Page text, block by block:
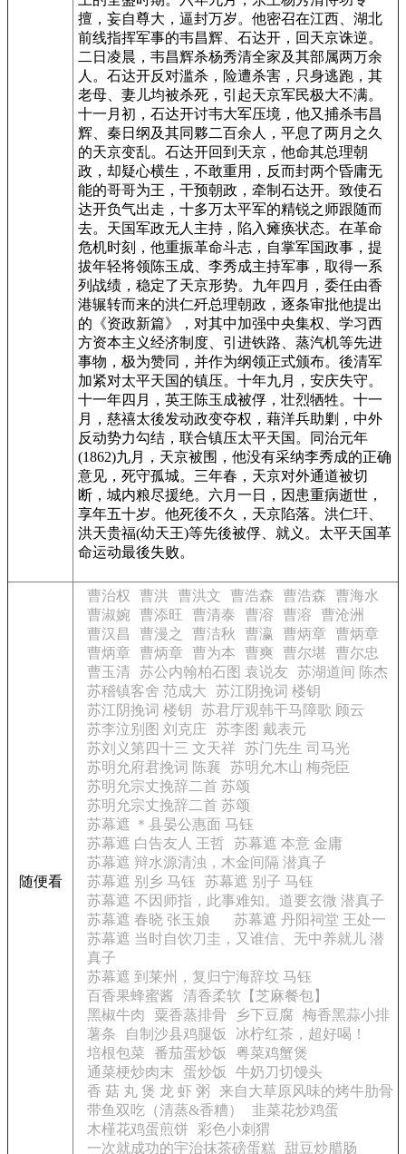
擅，妄自尊大，逼封万岁。他密召在江西、湖北
前线指挥军事的韦昌辉、石达开，回天京诛逆。
二日凌晨，韦昌辉杀杨秀清全家及其部属两万余
人。石达开反对滥杀，险遭杀害，只身逃跑，其
老母、妻儿均被杀死，引起天京军民极大不满。
十一月初，石达开讨韦大军压境，他又捕杀韦昌
辉、秦日纲及其同夥二百余人，平息了两月之久
的天京变乱。石达开回到天京，他命其总理朝
政，却疑心横生，不敢重用，反而封两个昏庸无
能的哥哥为王，干预朝政，牵制石达开。致使石
达开负气出走，十多万太平军的精锐之师跟随而
去。天国军政无人主持，陷入瘫痪状态。在革命
危机时刻，他重振革命斗志，自掌军国政事，提
拔年轻将领陈玉成、李秀成主持军事，取得一系
列战绩，稳定了天京形势。九年四月，委任由香
港辗转而来的洪仁歼总理朝政，逐条审批他提出
的《资政新篇》，对其中加强中央集权、学习西
方资本主义经济制度、引进铁路、蒸汽机等先进
事物，极为赞同，并作为纲领正式颁布。後清军
加紧对太平天国的镇压。十年九月，安庆失守。
十一年四月，英王陈玉成被俘，壮烈牺牲。十一
月，慈禧太後发动政变夺权，藉洋兵助剿，中外
反动势力勾结，联合镇压太平天国。同治元年
(1862)九月，天京被围，他没有采纳李秀成的正确
意见，死守孤城。三年春，天京对外通道被切
断，城内粮尽援绝。六月一日，因患重病逝世，
享年五十岁。他死後不久，天京陷落。洪仁玕、
洪天贵福(幼天王)等先後被俘、就义。太平天国革
命运动最後失败。
随便看
曹治权 曹洪 曹洪文 曹浩森 曹浩森
曹海水
曹淑婉
曹添旺 曹清泰 曹溶 曹溶
曹沧洲
曹汉昌
曹漫之 曹洁秋 曹瀛 曹炳章
曹炳章
曹炳章
曹炳章 曹为本 曹爽 曹尔堪 曹尔忠
曹玉清
苏公内翰柏石图 袁说友
苏湖道间 陈杰
苏稽镇客舍 范成大
苏江阴挽词 楼钥
苏江阴挽词 楼钥
苏君厅观韩干马障歌 顾云
苏李泣别图 刘克庄
苏李图 戴表元
苏刘义第四十三 文天祥 苏门先生 司马光
苏明允府君挽词 陈襄
苏明允木山 梅尧臣
苏明允宗丈挽辞二首 苏颂
苏明允宗丈挽辞二首 苏颂
苏幕遮 ＊县晏公惠面 马钰
苏幕遮 白告友人 王哲
苏幕遮 本意 金庸
苏幕遮 辩水源清浊，木金间隔 潜真子
苏幕遮 别乡 马钰
苏幕遮 别子 马钰
苏幕遮 不因师指，此事难知。道要玄微 潜真子
苏幕遮 春晓 张玉娘
苏幕遮 丹阳祠堂 王处一
苏幕遮 当时自饮刀圭，又谁信、无中养就儿 潜
真子
苏幕遮 到莱州，复归宁海辞坟 马钰
百香果蜂蜜酱
清香柔软【芝麻餐包】
黑椒牛肉
粟香蒸排骨 乡下豆腐
梅香黑蒜小排
薯条
自制沙县鸡腿饭
冰柠红茶，超好喝！
培根包菜
番茄蛋炒饭
粤菜鸡蟹煲
通菜梗炒肉末
蛋炒饭
牛奶刀切馒头
香 菇 丸 煲 龙 虾 粥
来自大草原风味的烤牛肋骨
带鱼双吃（清蒸&香糟）
韭菜花炒鸡蛋
木槿花鸡蛋煎饼
彩色小刺猬
一次就成功的宇治抹茶磅蛋糕
甜豆炒腊肠